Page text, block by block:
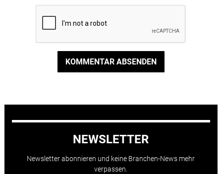
KOMMENTAR ABSENDEN
NEWSLETTER
Newsletter abonnieren und keine Branchen-News mehr
verpassen.